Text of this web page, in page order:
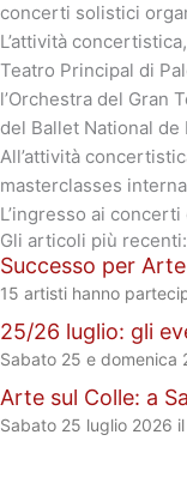
concerti solistici
L’attività
Teatro Principal di
l’Orchestra del Gran
del Ballet National
All’attività
masterclasses
L’ingresso ai
Gli articoli più recenti:
Successo per
15 artisti hanno
25/26 luglio: gli
Sabato 25 e domenica
Arte sul Colle: a
Sabato 25 luglio 2026 il